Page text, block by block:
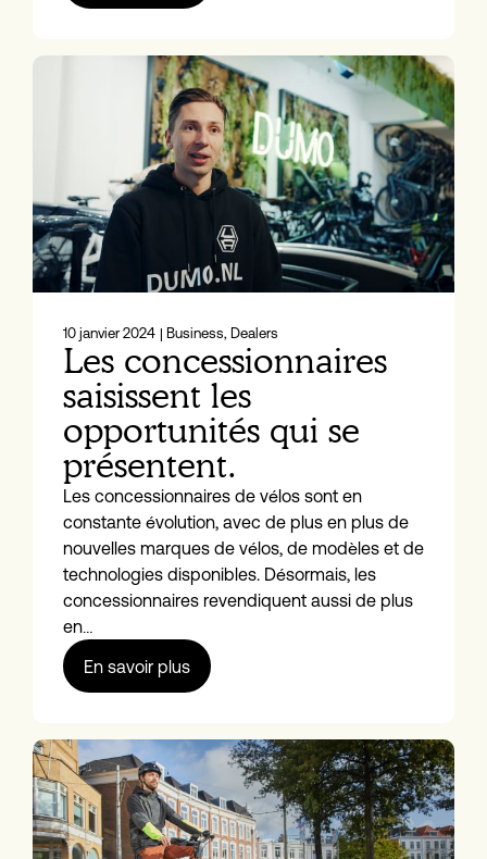
10 janvier 2024 | Business, Dealers
Les concessionnaires
saisissent les
opportunités qui se
présentent.
Les concessionnaires de vélos sont en
constante évolution, avec de plus en plus de
nouvelles marques de vélos, de modèles et de
technologies disponibles. Désormais, les
concessionnaires revendiquent aussi de plus
en…
En savoir plus